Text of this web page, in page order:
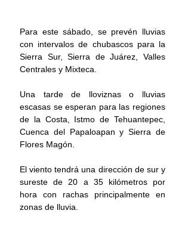
Para este sábado, se prevén lluvias
con intervalos de chubascos para la
Sierra Sur, Sierra de Juárez, Valles
Centrales y Mixteca.
Una tarde de lloviznas o lluvias
escasas se esperan para las regiones
de la Costa, Istmo de Tehuantepec,
Cuenca del Papaloapan y Sierra de
Flores Magón.
El viento tendrá una dirección de sur y
sureste de 20 a 35 kilómetros por
hora con rachas principalmente en
zonas de lluvia.